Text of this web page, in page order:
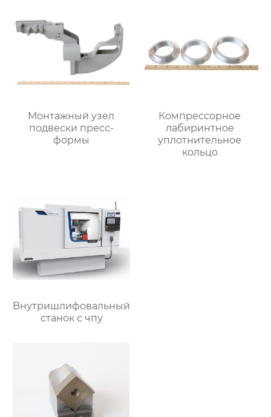
Монтажный узел
подвески пресс-
формы
Компрессорное
лабиринтное
уплотнительное
кольцо
Bнутришлифовальный
станок с чпу